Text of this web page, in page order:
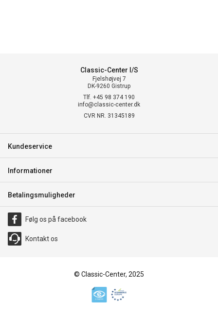
Classic-Center I/S
Fjelshøjvej 7
DK-9260 Gistrup
Tlf. +45 98 374 190
info@classic-center.dk
CVR NR. 31345189
Kundeservice
Informationer
Betalingsmuligheder
Følg os på facebook
Kontakt os
© Classic-Center, 2025